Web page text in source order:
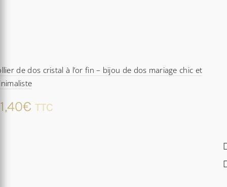
de dos cristal à l’or fin – bijou de dos mariage chic et
€ TTC